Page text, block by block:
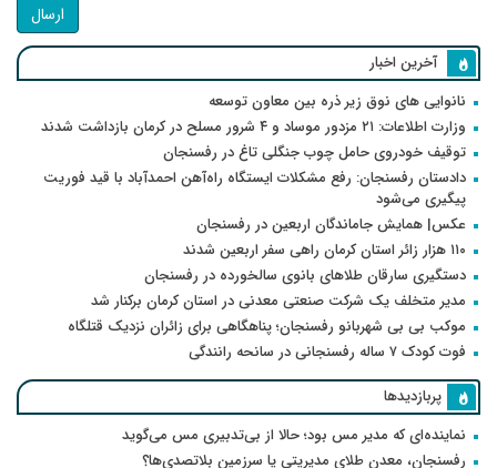
ارسال
آخرین اخبار
نانوایی های نوق زیر ذره بین معاون توسعه
وزارت اطلاعات: ۲۱ مزدور موساد و ۴ شرور مسلح در کرمان بازداشت شدند
توقیف خودروی حامل چوب جنگلی تاغ در رفسنجان
دادستان رفسنجان: رفع مشکلات ایستگاه راه‌آهن احمدآباد با قید فوریت
پیگیری می‌شود
عکس| همایش جاماندگان اربعین در رفسنجان
۱۱۰ هزار زائر استان کرمان راهی سفر اربعین شدند
دستگیری سارقان طلاهای بانوی سالخورده در رفسنجان
مدیر متخلف یک شرکت صنعتی معدنی در استان کرمان برکنار شد
موکب بی بی شهربانو رفسنجان؛ پناهگاهی برای زائران نزدیک قتلگاه
فوت کودک ۷ ساله رفسنجانی در سانحه رانندگی
پربازدیدها
نماینده‌ای که مدیر مس بود؛ حالا از بی‌تدبیری مس می‌گوید
رفسنجان، معدن طلای مدیریتی یا سرزمین بلاتصدی‌ها؟